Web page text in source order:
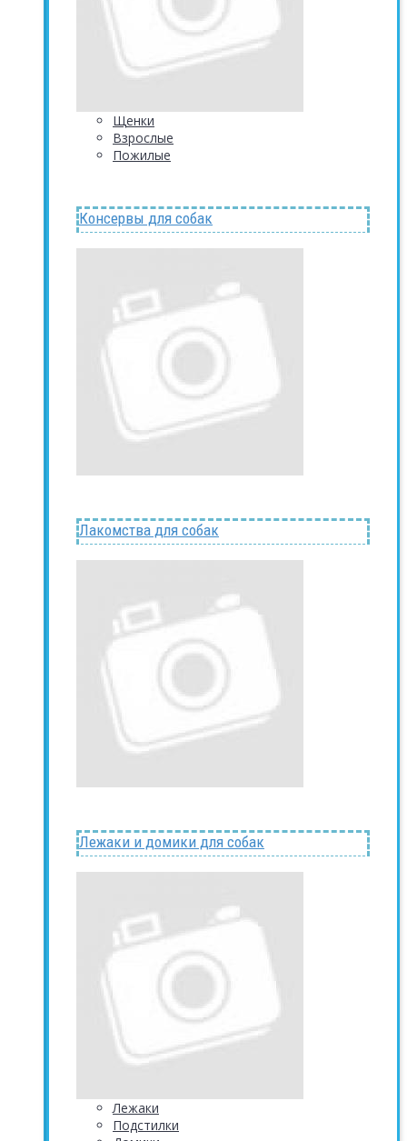
Щенки
Взрослые
Пожилые
Консервы для собак
Лакомства для собак
Лежаки и домики для собак
Лежаки
Подстилки